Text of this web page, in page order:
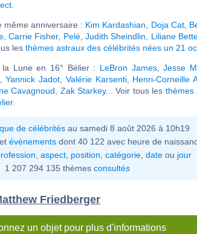
même anniversaire : Kim Kardashian Doja Cat,
,Carrie Fisher, Pelé,Judith Sheindlin Liliane
les thèmes astraux des célébrités nées un 21
Lune en 16° Bélier : LeBron James,Jesse
,Yannick Jadot Valérie Karsenti, Henri-Corneille
Cavagnoud Zak Starkey... Voir tous les thèmes
.
de célébritésau samedi 8 août 2026 à 10h19
évènements dont 40 122 avec heure de
aspect position catégorie date ou jour
1 207 294 135 thèmes consultés
Friedberger
un objet pour plus d'informations